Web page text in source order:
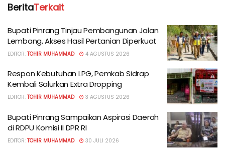
BeritaTerkait
Bupati Pinrang Tinjau Pembangunan Jalan
Lembang, Akses Hasil Pertanian Diperkuat
EDITOR: TOHIR MUHAMMAD 4 AGUSTUS 2026
Respon Kebutuhan LPG, Pemkab Sidrap
Kembali Salurkan Extra Dropping
EDITOR: TOHIR MUHAMMAD 3 AGUSTUS 2026
Bupati Pinrang Sampaikan Aspirasi Daerah
di RDPU Komisi II DPR RI
EDITOR: TOHIR MUHAMMAD 30 JULI 2026